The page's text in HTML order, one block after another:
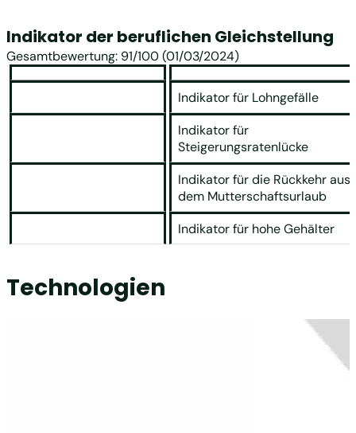
Indikator der beruflichen Gleichstellung
Gesamtbewertung: 91/100 (01/03/2024)
Indikator für Lohngefälle
Indikator für
Steigerungsratenlücke
Indikator für die Rückkehr aus
dem Mutterschaftsurlaub
Indikator für hohe Gehälter
Technologien